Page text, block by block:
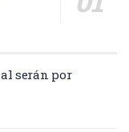
serán por